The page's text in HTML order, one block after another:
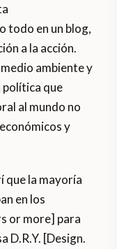
todo en un blog,
a la acción.
ambiente y
que
al mundo no
y
que la mayoría
en los
or more] para
D.R.Y. [Design.